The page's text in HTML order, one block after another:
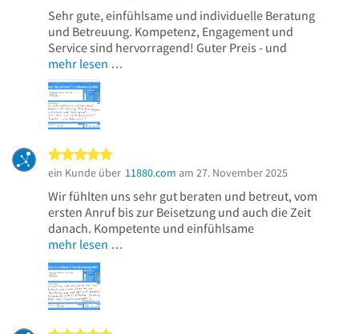
Sehr gute, einfühlsame und individuelle Beratung
und Betreuung. Kompetenz, Engagement und
Service sind hervorragend! Guter Preis - und
mehr lesen …
ein Kunde über 11880.com am 27. November 2025
Wir fühlten uns sehr gut beraten und betreut, vom
ersten Anruf bis zur Beisetzung und auch die Zeit
danach. Kompetente und einfühlsame
mehr lesen …